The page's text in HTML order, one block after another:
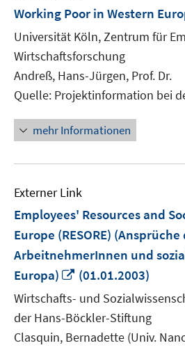
Working Poor in Western
Universität Köln, Zentrum für
Wirtschaftsforschung
Andreß, Hans-Jürgen, Prof. Dr.
Quelle: Projektinformation bei
mehr Informationen
Externer Link
Employees' Resources and
Europe (RESORE) (Ansprüche
ArbeitnehmerInnen und
Europa)
In
neuem
Fenster
öffnen
(01.01.2003)
Wirtschafts- und
der Hans-Böckler-Stiftung
Clasquin, Bernadette (Univ.